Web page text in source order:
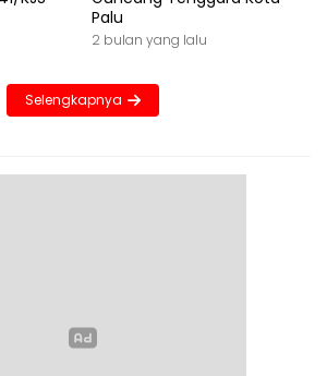
Palu
2 bulan yang lalu
Selengkapnya